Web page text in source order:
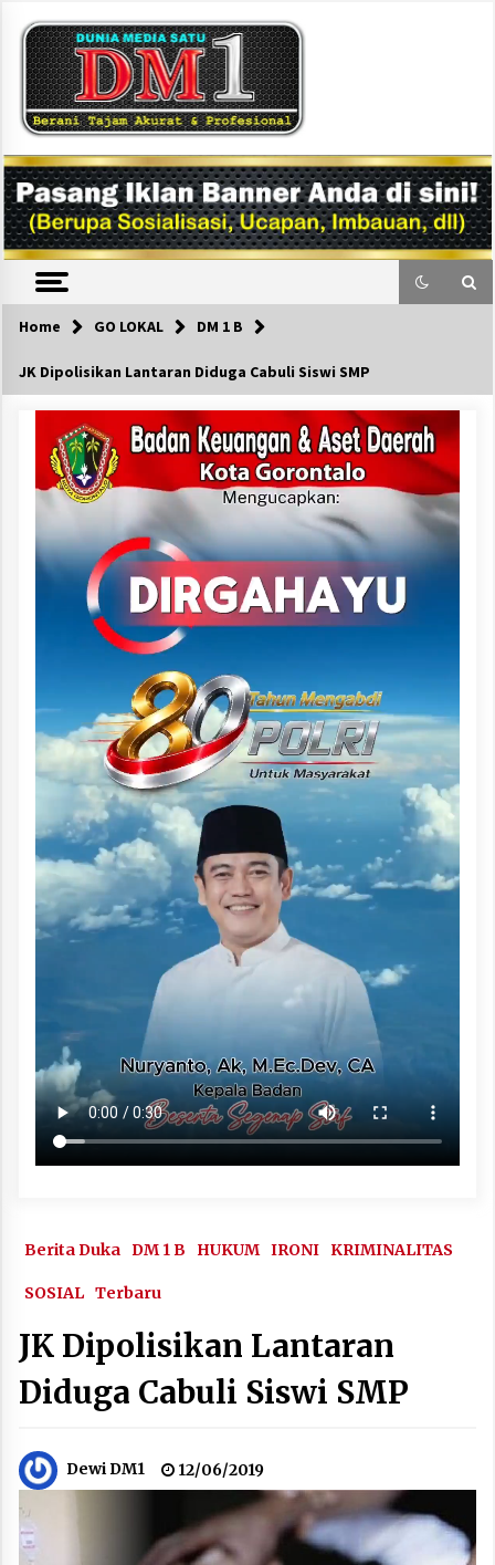
content
DM1
Home GO LOKAL DM 1 B
JK Dipolisikan Lantaran Diduga Cabuli Siswi SMP
Berita Duka DM 1 B HUKUM IRONI KRIMINALITAS
SOSIAL Terbaru
JK Dipolisikan Lantaran
Diduga Cabuli Siswi SMP
Dewi DM1 12/06/2019